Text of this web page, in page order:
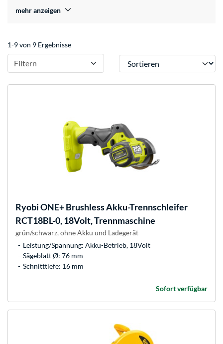
mehr anzeigen
1-9 von 9 Ergebnisse
Filtern Sortieren
RyobiONE+ Brushless Akku-Trennschleifer
RCT18BL-0, 18Volt, Trennmaschine
grün/schwarz, ohne Akku und Ladegerät
Leistung/Spannung: Akku-Betrieb, 18Volt
Sägeblatt Ø: 76 mm
Schnitttiefe: 16 mm
Sofort verfügbar